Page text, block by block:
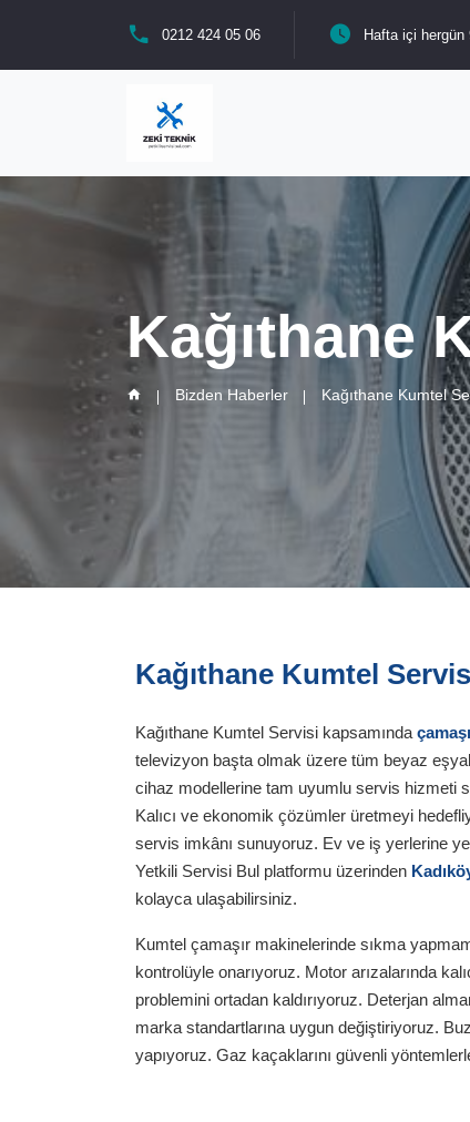
0212 424 05 06 Hafta içi hergün
Kağıthane
Bizden Haberler Kağıthane Kumtel
Kağıthane Kumtel
Kağıthane Kumtel Servisi kapsamında
televizyon başta olmak üzere tüm beyaz
cihaz modellerine tam uyumlu servis hizmeti
Kalıcı ve ekonomik çözümler üretmeyi
servis imkânı sunuyoruz. Ev ve iş yerlerine
Yetkili Servisi Bul platformu üzerinden
kolayca ulaşabilirsiniz.
Kumtel çamaşır makinelerinde sıkma
kontrolüyle onarıyoruz. Motor arızalarında
problemini ortadan kaldırıyoruz. Deterjan
marka standartlarına uygun değiştiriyoruz.
yapıyoruz. Gaz kaçaklarını güvenli